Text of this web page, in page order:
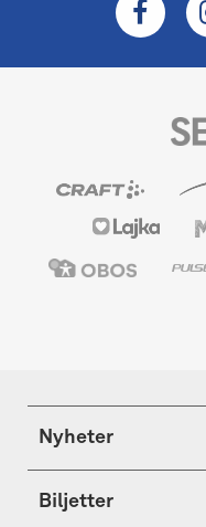
Nyheter
Biljetter